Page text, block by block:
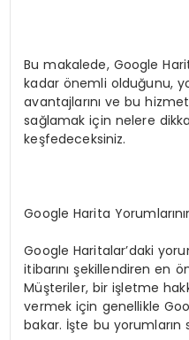
Bu makalede, Google
kadar önemli olduğunu,
avantajlarını ve bu
sağlamak için nelere
keşfedeceksiniz.
Google Harita
Google Haritalar’daki
itibarını şekillendiren en
Müşteriler, bir işletme
vermek için genellikle
bakar. İşte bu yorumların